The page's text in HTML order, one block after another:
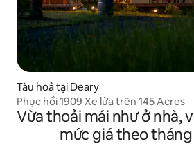
Tàu hoả tại Deary
Phục hồi 1909 Xe lửa trên 145 Acres
Vừa thoải mái như ở nhà,
mức giá theo